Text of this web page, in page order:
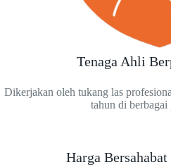
Tenaga Ahli
Dikerjakan oleh tukang las
tahun di berbagai
Harga